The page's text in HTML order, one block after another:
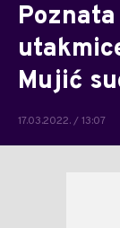
Mujić
17.03.2022. / 13:07